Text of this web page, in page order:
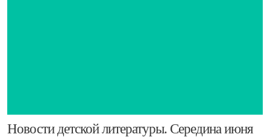
​Новости детской литературы. Середина июня